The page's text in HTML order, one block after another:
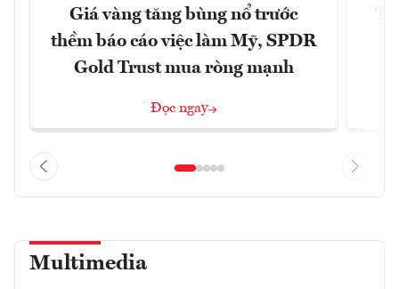
Giá vàng tăng bùng nổ trước
thềm báo cáo việc làm Mỹ, SPDR
Gold Trust mua ròng mạnh
Đọc ngay
Multimedia